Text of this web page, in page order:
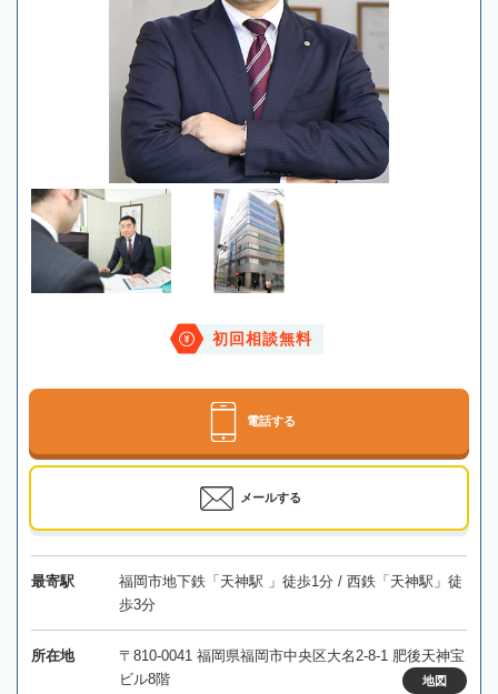
初回相談無料
電話する
メールする
最寄駅
福岡市地下鉄「天神駅 」徒歩1分 / 西鉄「天神駅」徒
歩3分
所在地
〒810-0041 福岡県福岡市中央区大名2-8-1 肥後天神宝
ビル8階
地図